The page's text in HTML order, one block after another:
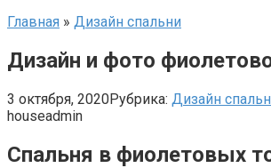
Главная » Дизайн спальни
Дизайн и фото
3 октября, 2020Рубрика: Дизайн
houseadmin
Спальня в фиолетовых